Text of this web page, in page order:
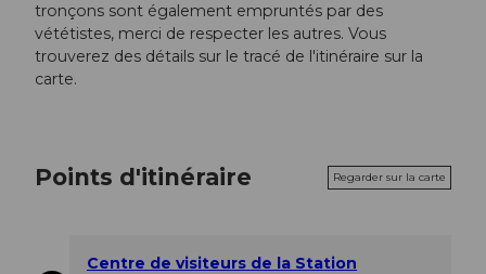
tronçons sont également empruntés par des
vététistes, merci de respecter les autres. Vous
trouverez des détails sur le tracé de l'itinéraire sur la
carte.
Points d'itinéraire Regarder sur la carte
Centre de visiteurs de la Station